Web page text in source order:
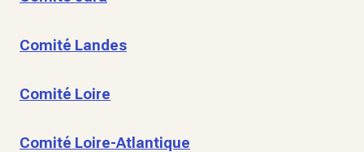
Comité Landes
Comité Loire
Comité Loire-Atlantique